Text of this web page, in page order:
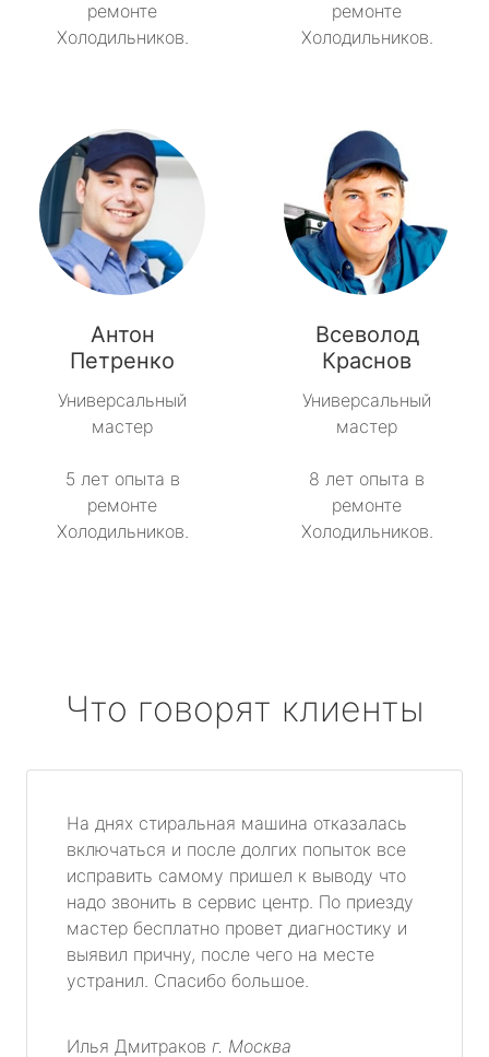
ремонте
Холодильников.
ремонте
Холодильников.
Антон
Петренко
Универсальный
мастер
5 лет опыта в
ремонте
Холодильников.
Всеволод
Краснов
Универсальный
мастер
8 лет опыта в
ремонте
Холодильников.
Что говорят клиенты
На днях стиральная машина отказалась
включаться и после долгих попыток все
исправить самому пришел к выводу что
надо звонить в сервис центр. По приезду
мастер бесплатно провет диагностику и
выявил причну, после чего на месте
устранил. Спасибо большое.
Илья Дмитраков г. Москва